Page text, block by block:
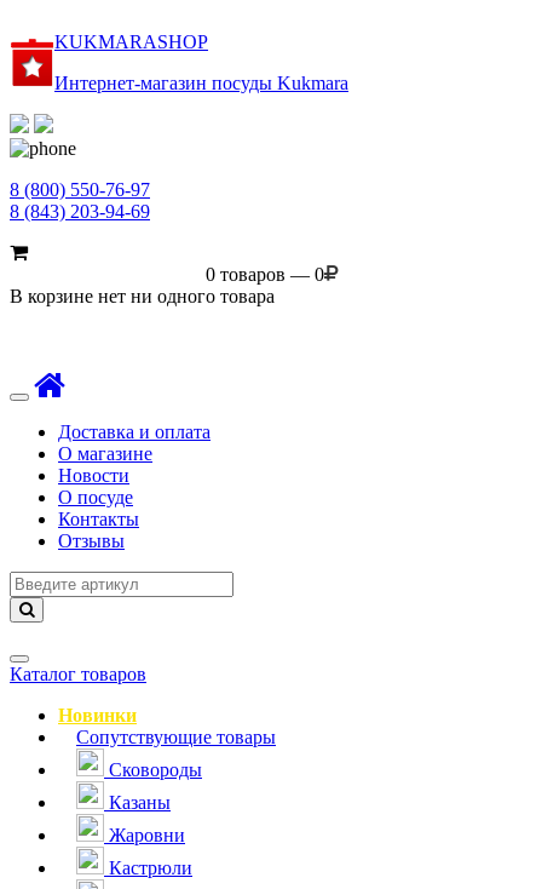
KUKMARASHOP
Интернет-магазин посуды Kukmara
8 (800) 550-76-97
8 (843) 203-94-69
0 товаров — 0
В корзине нет ни одного товара
Toggle
navigationДоставка и оплата
О магазине
Новости
О посуде
Контакты
Отзывы
Навигация
Каталог товаров
Новинки
Сопутствующие товары
Сковороды
Казаны
Жаровни
Кастрюли